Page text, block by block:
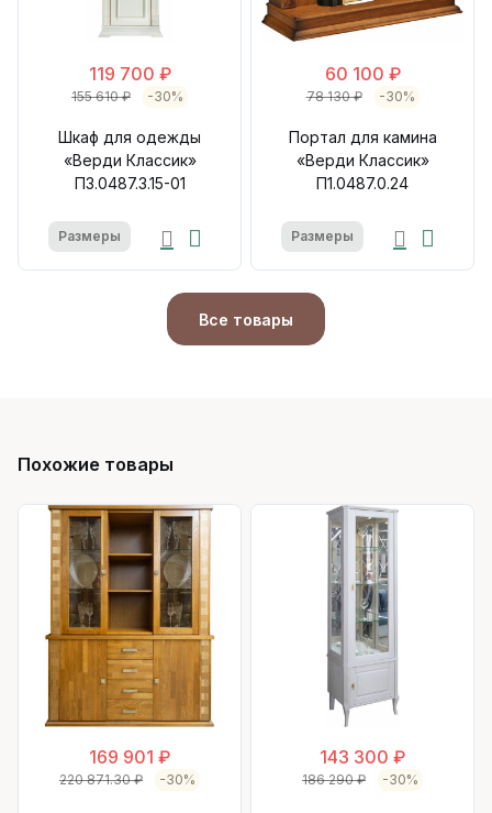
119 700 ₽
155 610 ₽ -30%
Шкаф для одежды
«Верди Классик»
П3.0487.3.15-01
Размеры
60 100 ₽
78 130 ₽ -30%
Портал для камина
«Верди Классик»
П1.0487.0.24
Размеры
Все товары
Похожие товары
169 901 ₽
220 871.30 ₽ -30%
143 300 ₽
186 290 ₽ -30%